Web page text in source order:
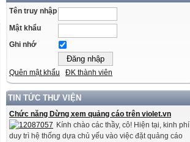
Tên truy nhập
Mật khẩu
Ghi nhớ
Quên mật khẩu ĐK thành viên
TIN TỨC THƯ VIỆN
Chức năng Dừng xem quảng cáo trên violet.vn
Kính chào các thầy, cô! Hiện tại, kinh phí
duy trì hệ thống dựa chủ yếu vào việc đặt quảng cáo